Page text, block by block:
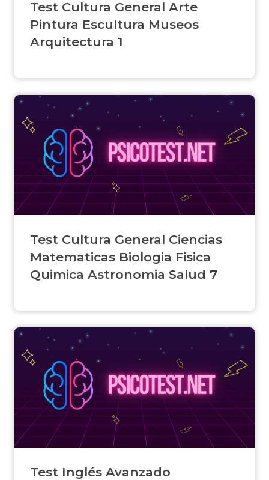
Test Cultura General Arte
Pintura Escultura Museos
Arquitectura 1
Test Cultura General Ciencias
Matematicas Biologia Fisica
Quimica Astronomia Salud 7
Test Inglés Avanzado